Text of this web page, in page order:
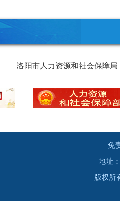
洛阳市人力资源和社会保障局
免
地址
版权所